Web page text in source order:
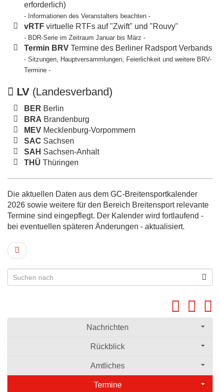
erforderlich)
- Informationen des Veranstalters beachten -
vRTF virtuelle RTFs auf "Zwift" und "Rouvy"
- BDR-Serie im Zeitraum Januar bis März -
Termin BRV Termine des Berliner Radsport Verbands
- Sitzungen, Hauptversammlungen, Feierlichkeit und weitere BRV-
Termine -
LV (Landesverband)
BER Berlin
BRA Brandenburg
MEV Mecklenburg-Vorpommern
SAC Sachsen
SAH Sachsen-Anhalt
THÜ Thüringen
Die aktuellen Daten aus dem GC-Breitensportkalender
2026 sowie weitere für den Bereich Breitensport relevante
Termine sind eingepflegt. Der Kalender wird fortlaufend -
bei eventuellen späteren Änderungen - aktualisiert.
Nachrichten
Rückblick
Amtliches
Termine